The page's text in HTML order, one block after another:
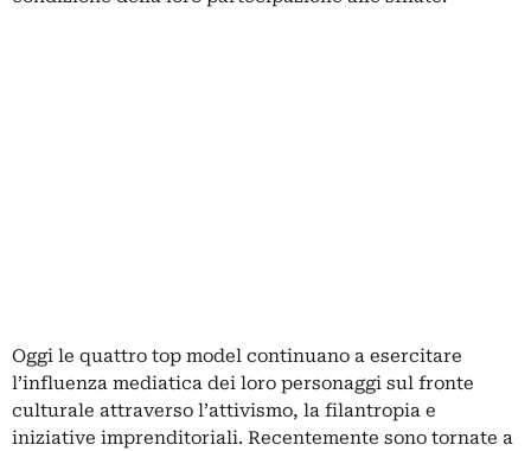
Oggi le quattro top model continuano a esercitare
l’influenza mediatica dei loro personaggi sul fronte
culturale attraverso l’attivismo, la filantropia e
iniziative imprenditoriali. Recentemente sono tornate a